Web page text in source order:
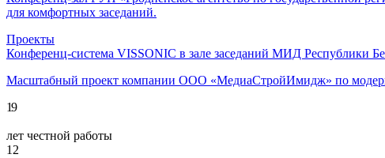
для комфортных заседаний.
Проекты
Конференц-система VISSONIC в зале заседаний МИД Республики
Масштабный проект компании ООО «МедиаСтройИмидж» по
19
лет честной работы
12